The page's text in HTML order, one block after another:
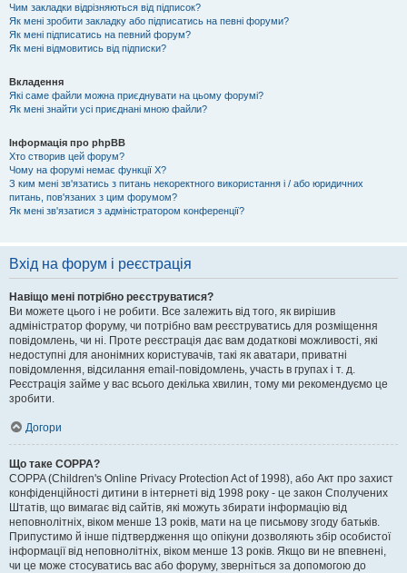
Чим закладки відрізняються від підписок?
Як мені зробити закладку або підписатись на певні форуми?
Як мені підписатись на певний форум?
Як мені відмовитись від підписки?
Вкладення
Які саме файли можна приєднувати на цьому форумі?
Як мені знайти усі приєднані мною файли?
Інформація про phpBB
Хто створив цей форум?
Чому на форумі немає функції X?
З ким мені зв'язатись з питань некоректного використання і / або юридичних
питань, пов'язаних з цим форумом?
Як мені зв'язатися з адміністратором конференції?
Вхід на форум і реєстрація
Навіщо мені потрібно реєструватися?
Ви можете цього і не робити. Все залежить від того, як вирішив
адміністратор форуму, чи потрібно вам реєструватись для розміщення
повідомлень, чи ні. Проте реєстрація дає вам додаткові можливості, які
недоступні для анонімних користувачів, такі як аватари, приватні
повідомлення, відсилання email-повідомлень, участь в групах і т. д.
Реєстрація займе у вас всього декілька хвилин, тому ми рекомендуємо це
зробити.
Догори
Що таке COPPA?
COPPA (Children's Online Privacy Protection Act of 1998), або Акт про захист
конфіденційності дитини в інтернеті від 1998 року - це закон Сполучених
Штатів, що вимагає від сайтів, які можуть збирати інформацію від
неповнолітніх, віком менше 13 років, мати на це письмову згоду батьків.
Припустимо й інше підтвердження що опікуни дозволяють збір особистої
інформації від неповнолітніх, віком менше 13 років. Якщо ви не впевнені,
чи це може стосуватись вас або форуму, зверніться за допомогою до